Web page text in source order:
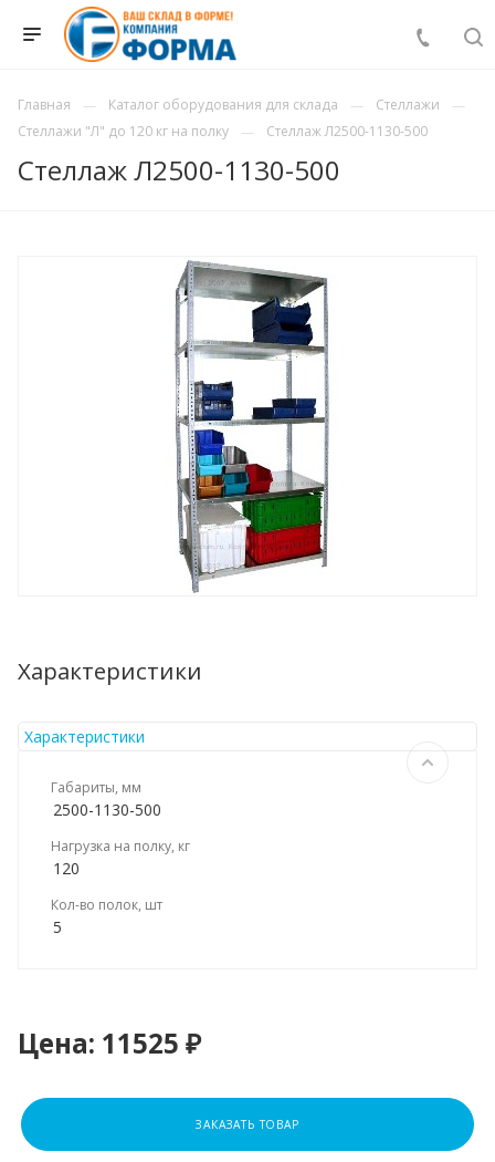
Главная Каталог оборудования для склада
Стеллажи
Стеллажи "Л" до 120 кг на полку
Стеллаж Л2500-1130-500
Стеллаж Л2500-1130-500
Характеристики
Характеристики
Габариты, мм
2500-1130-500
Нагрузка на полку, кг
120
Кол-во полок, шт
5
Цена: 11525 ₽
ЗАКАЗАТЬ ТОВАР